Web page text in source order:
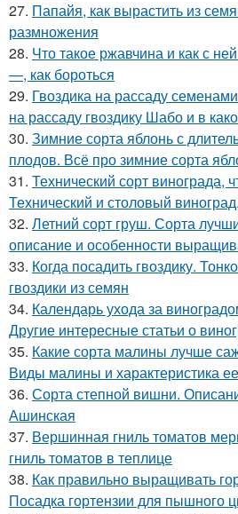
27. Папайя, как вырастить из
размножения
28. Что такое ржавчина и как с
—, как бороться
29. Гвоздика на рассаду
на рассаду гвоздику Шабо и в
30. Зимние сорта яблонь с
плодов. Всё про зимние сорта
31. Технический сорт винограда,
Технический и столовый
32. Летний сорт груш. Сорта
описание и особенности
33. Когда посадить гвоздику.
гвоздики из семян
34. Календарь ухода за
Другие интересные статьи о
35. Какие сорта малины лучше
Виды малины и характеристика
36. Сорта степной вишни.
Ашинская
37. Вершинная гниль томатов
гниль томатов в теплице
38. Как правильно выращивать
Посадка гортензии для пышного